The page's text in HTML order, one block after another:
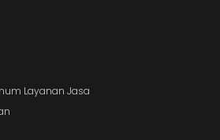
Layanan Jasa